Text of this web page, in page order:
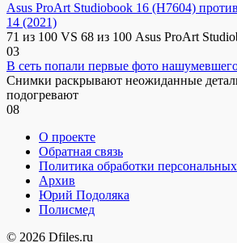
Asus ProArt Studiobook 16 (H7604)
14 (2021)
71 из 100 VS 68 из 100 Asus ProArt
03
В сеть попали первые фото нашумевшего
Снимки раскрывают неожиданные
подогревают
08
О проекте
Обратная связь
Политика обработки
Архив
Юрий Подоляка
Полисмед
© 2026 Dfiles.ru